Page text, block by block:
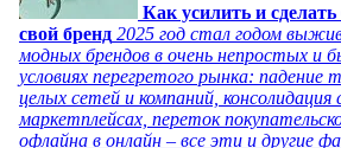
Как усилить и
свой бренд 2025 год стал годом
модных брендов в очень непростых и
условиях перегретого рынка: падение
целых сетей и компаний, консолидация
маркетплейсах, переток
офлайна в онлайн – все эти и другие